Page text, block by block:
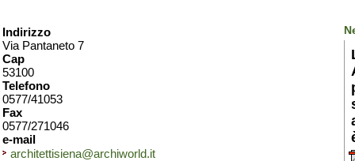
Indirizzo
Via Pantaneto 7
Cap
53100
Telefono
0577/41053
Fax
0577/271046
e-mail
architettisiena@archiworld.it